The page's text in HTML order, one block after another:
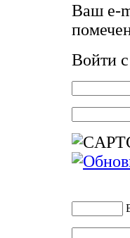
Ваш e-
Войти